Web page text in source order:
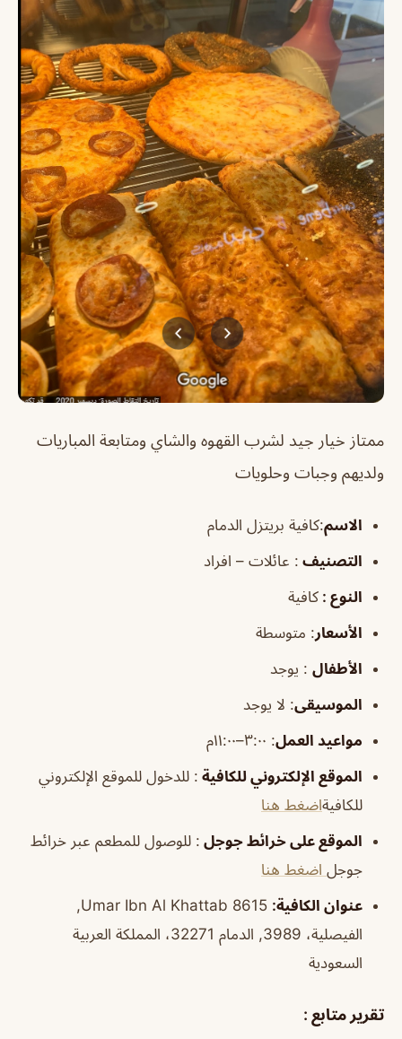
ممتاز خيار جيد لشرب القهوه والشاي ومتابعة المباريات
ولديهم وجبات وحلويات
الاسم:كافية بريتزل الدمام
التصنيف : عائلات – افراد
النوع : كافية
الأسعار: متوسطة
الأطفال : يوجد
الموسيقى: لا يوجد
مواعيد العمل: ٣:٠٠–١١:٠٠م
الموقع الإلكتروني للكافية : للدخول للموقع الإلكتروني
للكافيةاضغط هنا
الموقع على خرائط جوجل : للوصول للمطعم عبر خرائط
جوجل اضغط هنا
عنوان الكافية:
8615 Umar Ibn Al Khattab,
الفيصلية، 3989, الدمام 32271، المملكة العربية
السعودية
تقرير متابع :